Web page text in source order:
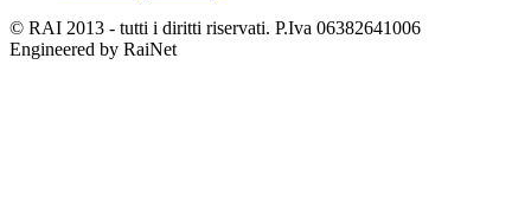
© RAI 2013 - tutti i diritti riservati. P.Iva 06382641006
Engineered by RaiNet